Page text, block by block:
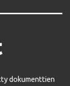
dokumenttien